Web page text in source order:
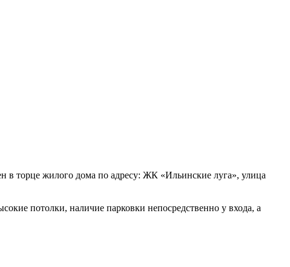
в торце жилого дома по адресу: ЖК «Ильинские луга», улица
потолки, наличие парковки непосредственно у входа, а